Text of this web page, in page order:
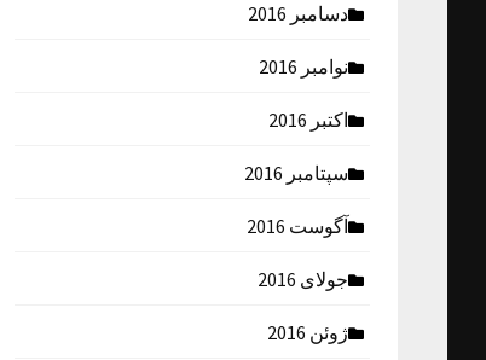
دسامبر 2016
نوامبر 2016
اکتبر 2016
سپتامبر 2016
آگوست 2016
جولای 2016
ژوئن 2016